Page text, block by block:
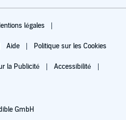
légales
Aide Politique sur les Cookies
la Publicité Accessibilité
GmbH